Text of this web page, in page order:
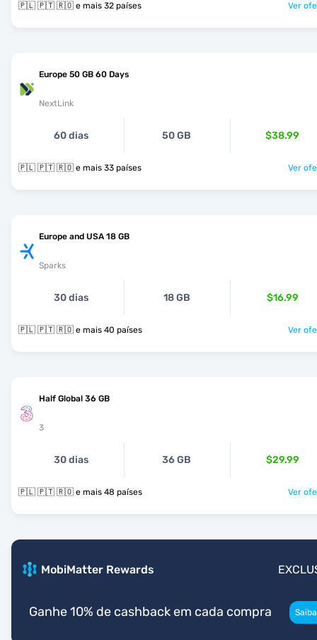
🇵🇱 🇵🇹 🇷🇴 e mais 32 países Ver
Europe 50 GB 60 Days
NextLink
60 dias 50 GB $38.99
🇵🇱 🇵🇹 🇷🇴 e mais 33 países Ver
Europe and USA 18 GB
Sparks
30 dias 18 GB $16.99
🇵🇱 🇵🇹 🇷🇴 e mais 40 países Ver
Half Global 36 GB
3
30 dias 36 GB $29.99
🇵🇱 🇵🇹 🇷🇴 e mais 48 países Ver
MobiMatter Rewards
Ganhe 10% de cashback em cada compra